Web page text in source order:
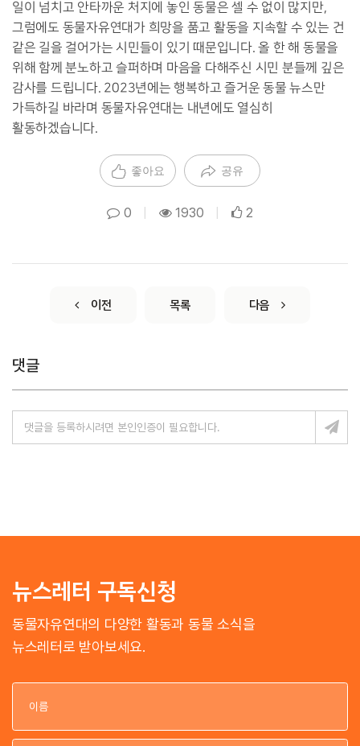
일이 넘치고 안타까운 처지에 놓인 동물은 셀 수 없이 많지만,
그럼에도 동물자유연대가 희망을 품고 활동을 지속할 수 있는 건
같은 길을 걸어가는 시민들이 있기 때문입니다. 올 한 해 동물을
위해 함께 분노하고 슬퍼하며 마음을 다해주신 시민 분들께 깊은
감사를 드립니다. 2023년에는 행복하고 즐거운 동물 뉴스만
가득하길 바라며 동물자유연대는 내년에도 열심히
활동하겠습니다.
좋아요 공유
0 1930 2
이전 목록 다음
댓글
뉴스레터 구독신청
동물자유연대의 다양한 활동과 동물 소식을
뉴스레터로 받아보세요.
이